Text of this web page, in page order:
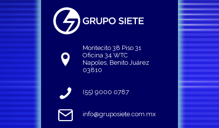
Montecito 38 Piso 31
Oficina 34 WTC
Napoles, Benito Juárez
03810
(55) 9000 0787
info@gruposiete.com.mx